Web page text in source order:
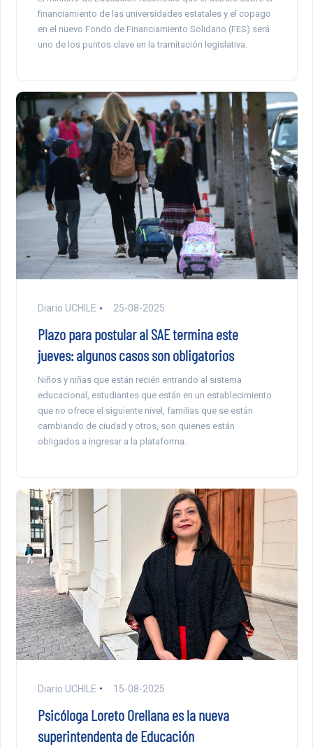
financiamiento de las universidades estatales y el copago
en el nuevo Fondo de Financiamiento Solidario (FES) será
uno de los puntos clave en la tramitación legislativa.
Diario UCHILE 25-08-2025
Plazo para postular al SAE termina este
jueves: algunos casos son obligatorios
Niños y niñas que están recién entrando al sistema
educacional, estudiantes que están en un establecimiento
que no ofrece el siguiente nivel, familias que se están
cambiando de ciudad y otros, son quienes están
obligados a ingresar a la plataforma.
Diario UCHILE 15-08-2025
Psicóloga Loreto Orellana es la nueva
superintendenta de Educación